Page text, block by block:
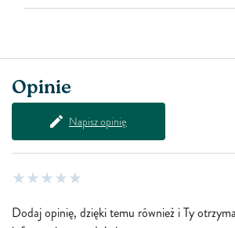
Opinie
Napisz opinię
Dodaj opinię, dzięki temu również i Ty